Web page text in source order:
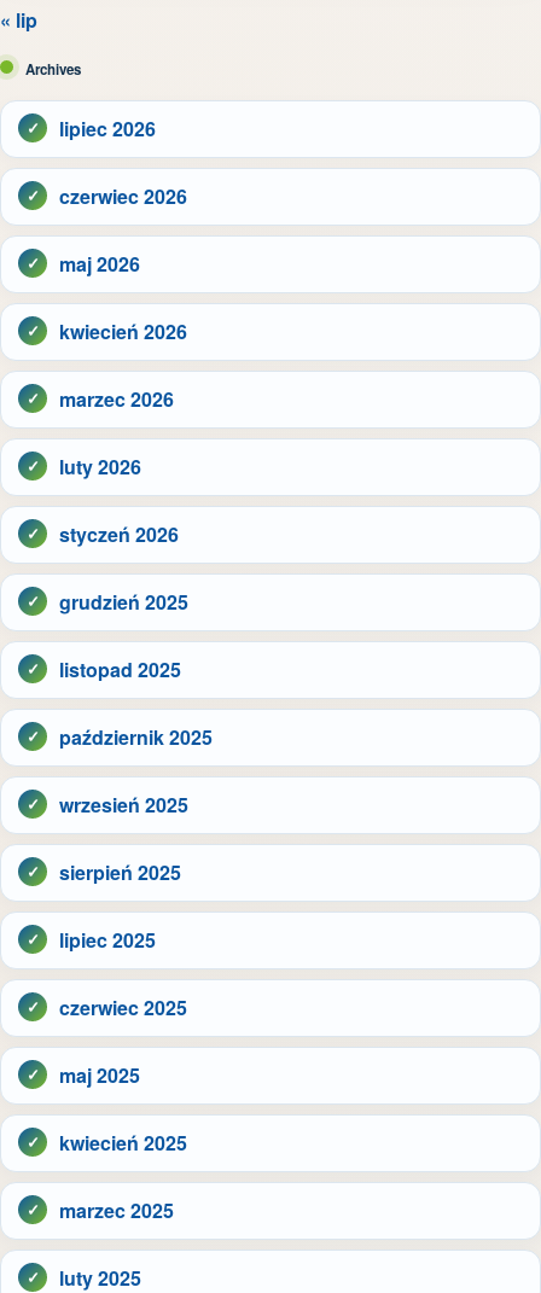
« lip
Archives
lipiec 2026
czerwiec 2026
maj 2026
kwiecień 2026
marzec 2026
luty 2026
styczeń 2026
grudzień 2025
listopad 2025
październik 2025
wrzesień 2025
sierpień 2025
lipiec 2025
czerwiec 2025
maj 2025
kwiecień 2025
marzec 2025
luty 2025